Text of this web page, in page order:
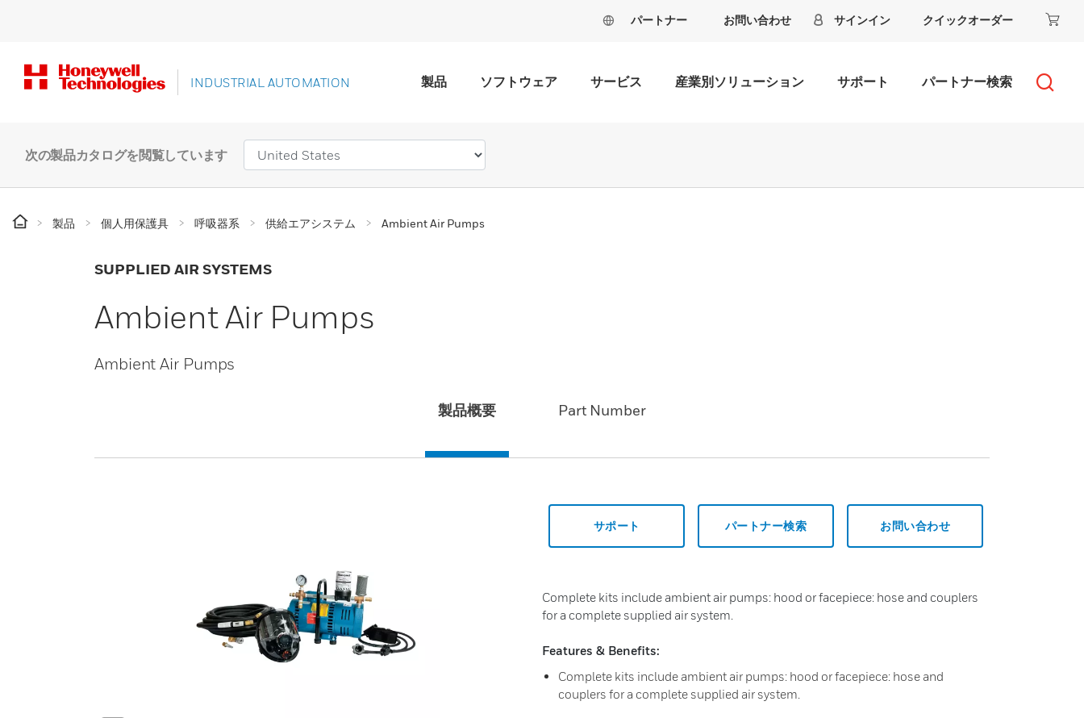
パートナー お問い合わせ サインイン クイックオーダー
INDUSTRIAL AUTOMATION 製品 ソフトウェア サービス 産業別ソリューション サポート パートナー検索
次の製品カタログを閲覧しています
製品 個人用保護具 呼吸器系 供給エアシステム Ambient Air Pumps
SUPPLIED AIR SYSTEMS
Ambient Air Pumps
Ambient Air Pumps
製品概要 Part Number
サポート パートナー検索 お問い合わせ
Complete kits include ambient air pumps: hood or facepiece: hose and couplers
for a complete supplied air system.
Features & Benefits:
Complete kits include ambient air pumps: hood or facepiece: hose and
couplers for a complete supplied air system.